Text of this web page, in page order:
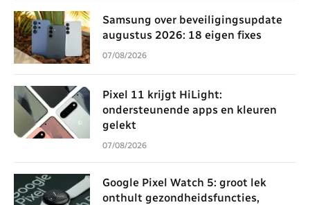
Samsung over beveiligingsupdate
augustus 2026: 18 eigen fixes
07/08/2026
Pixel 11 krijgt HiLight:
ondersteunende apps en kleuren
gelekt
07/08/2026
Google Pixel Watch 5: groot lek
onthult gezondheidsfuncties,